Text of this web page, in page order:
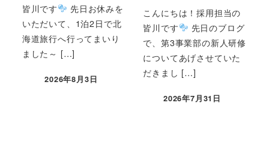
皆川です
先日お休みを
いただいて、1泊2日で北
海道旅行へ行ってまいり
ました～ […]
2026年8月3日
こんにちは！採用担当の
皆川です
先日のブログ
で、第3事業部の新人研修
についてあげさせていた
だきまし […]
2026年7月31日